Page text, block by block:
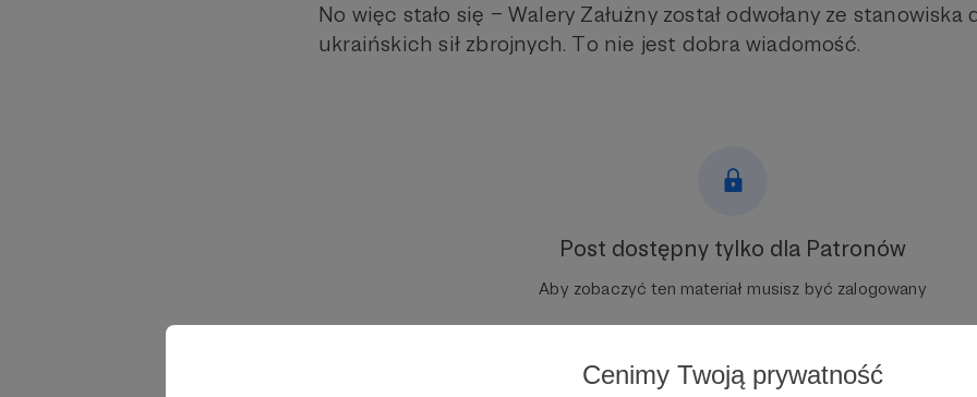
Cenimy Twoją prywatność
No więc stało się – Walery Załużny został odwołany ze stanowiska
ukraińskich sił zbrojnych. To nie jest dobra wiadomość.
Post dostępny tylko dla Patronów
Aby zobaczyć ten materiał musisz być zalogowany